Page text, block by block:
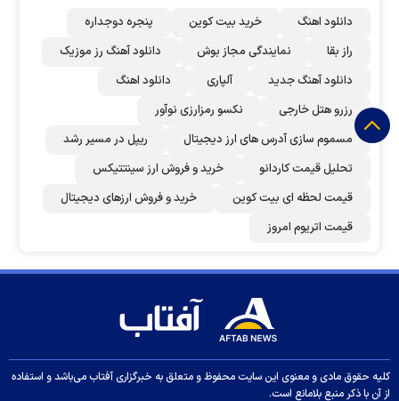
دانلود اهنگ خرید بیت کوین
پنجره دوجداره
راز بقا
نمایندگی مجاز بوش
دانلود آهنگ رز‌ موزیک
دانلود آهنگ جدید
آلپاری
دانلود اهنگ
رزرو هتل خارجی
نکسو رمزارزی نوآور
مسموم سازی آدرس های ارز دیجیتال
ریپل در مسیر رشد
تحلیل قیمت کاردانو
خرید و فروش ارز سینتتیکس
قیمت لحظه ای بیت کوین
خرید و فروش ارزهای دیجیتال
قیمت اتریوم امروز
کلیه حقوق مادی و معنوی این سایت محفوظ و متعلق به خبرگزاری آفتاب می‌باشد و استفاده
از آن با ذکر منبع بلامانع است.